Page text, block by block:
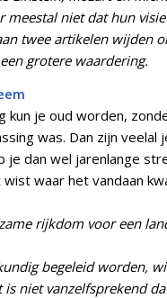
meestal niet dat hun
twee artikelen wijden
grotere waardering.
kun je oud worden,
was. Dan zijn veelal
je dan wel jarenlange
waar het vandaan
rijkdom voor een
begeleid worden,
niet vanzelfsprekend